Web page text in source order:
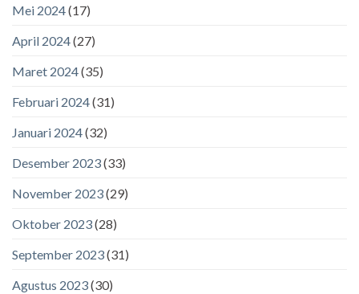
Mei 2024(17)
April 2024(27)
Maret 2024(35)
Februari 2024(31)
Januari 2024(32)
Desember 2023(33)
November 2023(29)
Oktober 2023(28)
September 2023(31)
Agustus 2023(30)